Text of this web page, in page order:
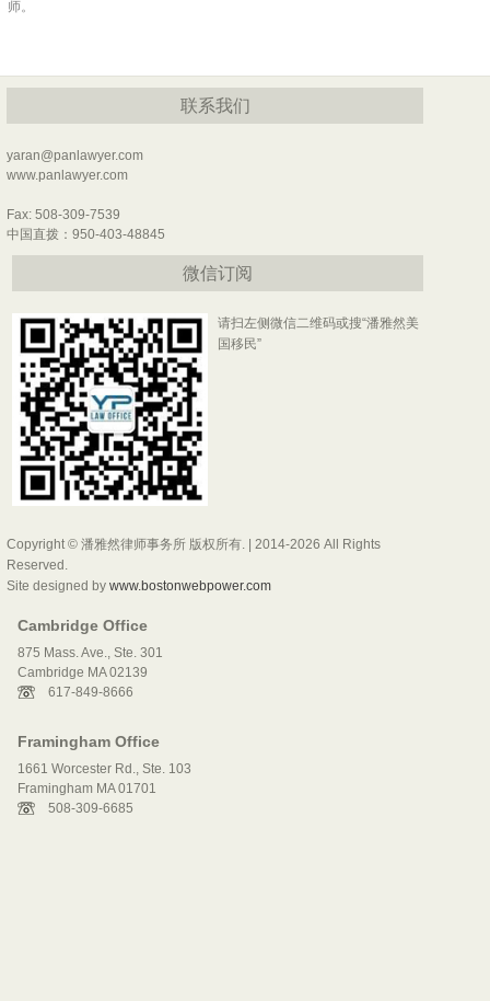
师。
联系我们
yaran@panlawyer.com
www.panlawyer.com
Fax: 508-309-7539
中国直拨：950-403-48845
微信订阅
请扫左侧微信二维码或搜“潘雅然美
国移民”
Copyright © 潘雅然律师事务所 版权所有. | 2014-2026 All Rights
Reserved.
Site designed by www.bostonwebpower.com
Cambridge Office
875 Mass. Ave., Ste. 301
Cambridge MA 02139
617-849-8666
Framingham Office
1661 Worcester Rd., Ste. 103
Framingham MA 01701
508-309-6685